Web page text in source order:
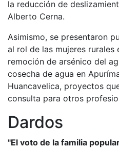
la reducción de
Alberto Cerna.
Asimismo, se presentaron
al rol de las mujeres rurales
remoción de arsénico del
cosecha de agua en
Huancavelica, proyectos
consulta para otros
Dardos
"El voto de la familia